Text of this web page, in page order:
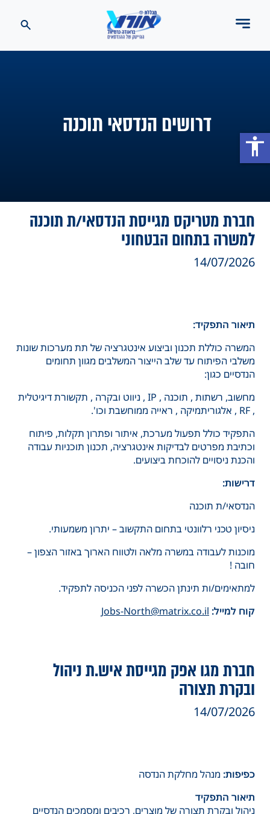
דרושים הנדסאי תוכנה
חברת מטריקס מגייסת הנדסאי/ת תוכנה
למשרה בתחום הבטחוני
14/07/2026
תיאור התפקיד:
המשרה כוללת תכנון וביצוע אינטגרציה של תת מערכות שונות
משלבי הפיתוח עד שלב הייצור המשלבים מגוון תחומים
הנדסיים כגון:
מחשוב, רשתות , תוכנה , IP , ניווט ובקרה , תקשורת דיגיטלית
, RF , אלגוריתמיקה , ראייה ממוחשבת וכו'.
התפקיד כולל תפעול מערכת, איתור ופתרון תקלות, פיתוח
וכתיבת מפרטים לבדיקות אינטגרציה, תכנון תוכניות עבודה
והכנת ניסויים להוכחת ביצועים.
דרישות:
הנדסאי/ת תוכנה
ניסיון טכני רלוונטי בתחום התקשוב – יתרון משמעותי.
מוכנות לעבודה במשרה מלאה ולטווח הארוך באזור הצפון –
חובה !
למתאימים/ות תינתן הכשרה לפני הכניסה לתפקיד.
קוח למייל: Jobs-North@matrix.co.il
חברת מגו אפק מגייסת איש.ת ניהול
ובקרת תצורה
14/07/2026
כפיפות: מנהל מחלקת הנדסה
תיאור התפקיד
ניהול ובקרת תצורה של מוצרים, רכיבים ומסמכים הנדסיים
accessibility